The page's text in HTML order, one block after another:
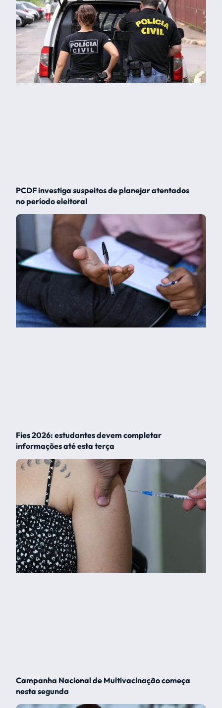
PCDF investiga suspeitos de planejar atentados
no período eleitoral
Fies 2026: estudantes devem completar
informações até esta terça
Campanha Nacional de Multivacinação começa
nesta segunda